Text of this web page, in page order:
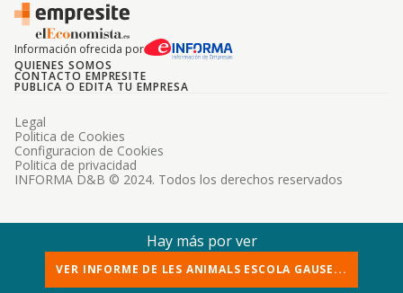
Información ofrecida por
QUIENES SOMOS
CONTACTO EMPRESITE
PUBLICA O EDITA TU EMPRESA
INFORMA D&B © 2024. Todos los derechos reservados
Legal
Politica de Cookies
Configuracion de Cookies
Politica de privacidad
Hay más por ver
VER INFORME DE LES ANIMALS ESCOLA GAUSE...